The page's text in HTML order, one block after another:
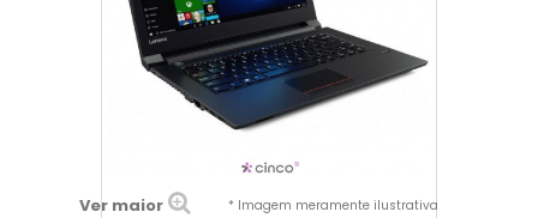
Ver maior * Imagem meramente ilustrativa